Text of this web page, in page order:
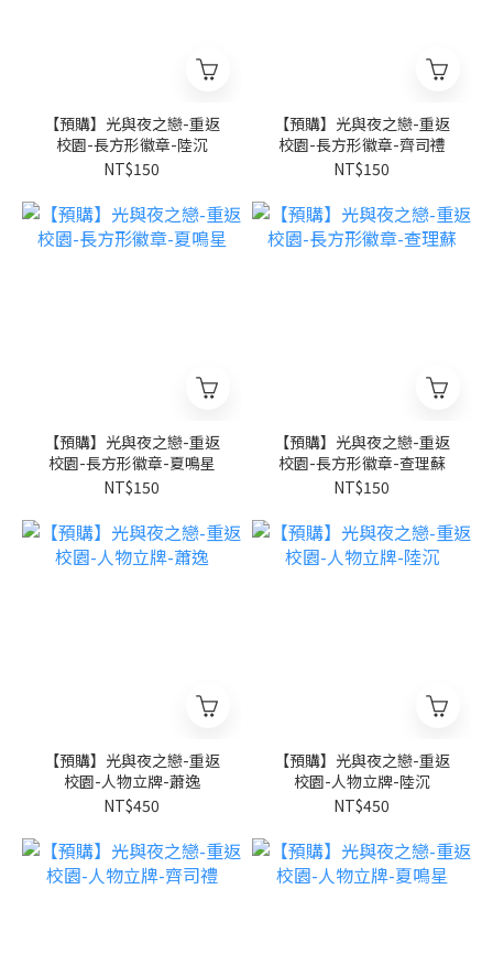
【預購】光與夜之戀-重返
校園-長方形徽章-陸沉
NT$150
【預購】光與夜之戀-重返
校園-長方形徽章-齊司禮
NT$150
【預購】光與夜之戀-重返
校園-長方形徽章-夏鳴星
NT$150
【預購】光與夜之戀-重返
校園-長方形徽章-查理蘇
NT$150
【預購】光與夜之戀-重返
校園-人物立牌-蕭逸
NT$450
【預購】光與夜之戀-重返
校園-人物立牌-陸沉
NT$450